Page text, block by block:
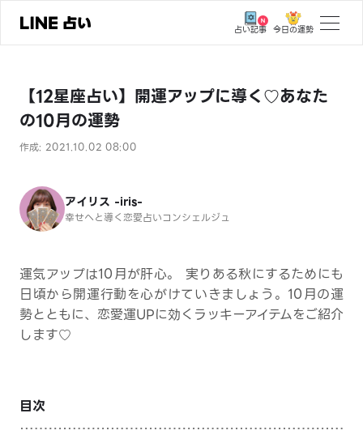
占い記事 今日の運勢
ユーザーの声
相談事例
おすすめの占い師
よくある質問
えもじの子（占）12星座占い
占い記事
お知らせ
※LINEアプリ内のサービスページへ遷移します
【12星座占い】開運アップに導く♡あなた
の10月の運勢
作成: 2021.10.02 08:00
アイリス -iris-
幸せへと導く恋愛占いコンシェルジュ
運気アップは10月が肝心。 実りある秋にするためにも
日頃から開運行動を心がけていきましょう。10月の運
勢とともに、恋愛運UPに効くラッキーアイテムをご紹介
します♡
目次